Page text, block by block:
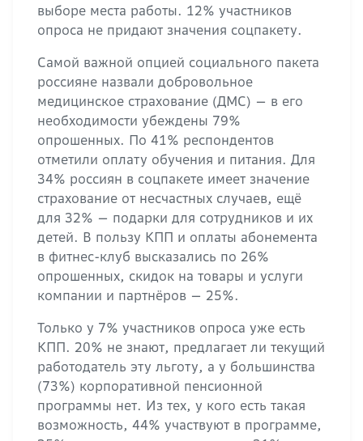
выборе места работы. 12% участников
опроса не придают значения соцпакету.
Самой важной опцией социального пакета
россияне назвали добровольное
медицинское страхование (ДМС) — в его
необходимости убеждены 79%
опрошенных. По 41% респондентов
отметили оплату обучения и питания. Для
34% россиян в соцпакете имеет значение
страхование от несчастных случаев, ещё
для 32% — подарки для сотрудников и их
детей. В пользу КПП и оплаты абонемента
в фитнес-клуб высказались по 26%
опрошенных, скидок на товары и услуги
компании и партнёров — 25%.
Только у 7% участников опроса уже есть
КПП. 20% не знают, предлагает ли текущий
работодатель эту льготу, а у большинства
(73%) корпоративной пенсионной
программы нет. Из тех, у кого есть такая
возможность, 44% участвуют в программе,